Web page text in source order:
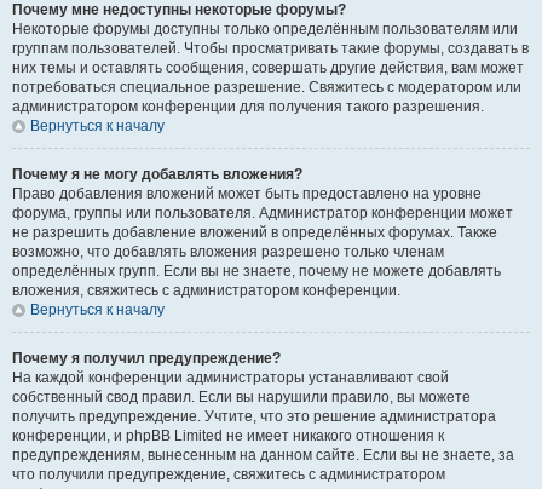
Почему мне недоступны некоторые форумы?
Некоторые форумы доступны только определённым пользователям или
группам пользователей. Чтобы просматривать такие форумы, создавать в
них темы и оставлять сообщения, совершать другие действия, вам может
потребоваться специальное разрешение. Свяжитесь с модератором или
администратором конференции для получения такого разрешения.
Вернуться к началу
Почему я не могу добавлять вложения?
Право добавления вложений может быть предоставлено на уровне
форума, группы или пользователя. Администратор конференции может
не разрешить добавление вложений в определённых форумах. Также
возможно, что добавлять вложения разрешено только членам
определённых групп. Если вы не знаете, почему не можете добавлять
вложения, свяжитесь с администратором конференции.
Вернуться к началу
Почему я получил предупреждение?
На каждой конференции администраторы устанавливают свой
собственный свод правил. Если вы нарушили правило, вы можете
получить предупреждение. Учтите, что это решение администратора
конференции, и phpBB Limited не имеет никакого отношения к
предупреждениям, вынесенным на данном сайте. Если вы не знаете, за
что получили предупреждение, свяжитесь с администратором